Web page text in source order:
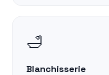
🛁
Blanchisserie